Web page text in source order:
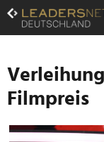
Zum
Inhalt
Zur
Navigation
Zur
Hauptnavigation
Filmpreis